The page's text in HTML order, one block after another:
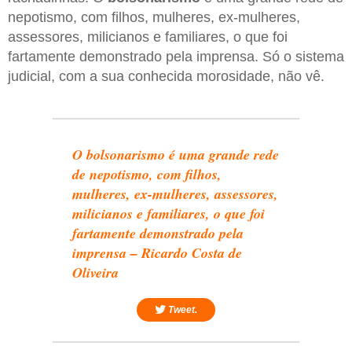
nepotismo, com filhos, mulheres, ex-mulheres,
assessores, milicianos e familiares, o que foi
fartamente demonstrado pela imprensa. Só o sistema
judicial, com a sua conhecida morosidade, não vê.
O bolsonarismo é uma grande rede
de nepotismo, com filhos,
mulheres, ex-mulheres, assessores,
milicianos e familiares, o que foi
fartamente demonstrado pela
imprensa – Ricardo Costa de
Oliveira
Tweet.